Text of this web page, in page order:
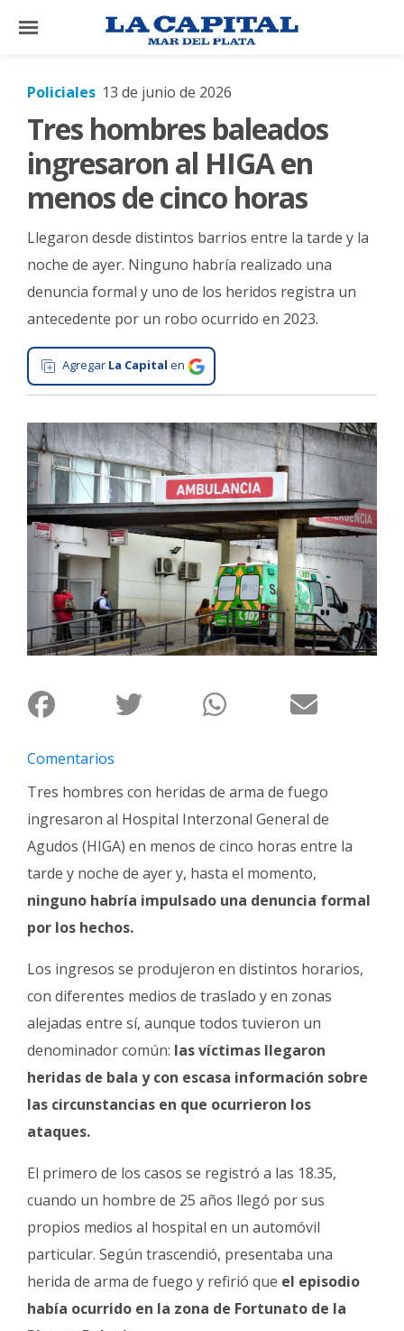
×
País
Mundo
La
Zona
Cultura
Tecnología
Gastronomía
Salud
Interés
General
La
Ciudad
Deportes
Arte
y
Espectáculos
Policiales
Fotos
Familia
Clasificados
Fúnebres
Policiales 13 de junio de 2026
Tres hombres baleados
ingresaron al HIGA en
menos de cinco horas
Llegaron desde distintos barrios entre la tarde y la
noche de ayer. Ninguno habría realizado una
denuncia formal y uno de los heridos registra un
antecedente por un robo ocurrido en 2023.
Agregar La Capital en
Comentarios
Tres hombres con heridas de arma de fuego
ingresaron al Hospital Interzonal General de
Agudos (HIGA) en menos de cinco horas entre la
tarde y noche de ayer y, hasta el momento,
ninguno habría impulsado una denuncia formal
por los hechos.
Los ingresos se produjeron en distintos horarios,
con diferentes medios de traslado y en zonas
alejadas entre sí, aunque todos tuvieron un
denominador común: las víctimas llegaron
heridas de bala y con escasa información sobre
las circunstancias en que ocurrieron los
ataques.
El primero de los casos se registró a las 18.35,
cuando un hombre de 25 años llegó por sus
propios medios al hospital en un automóvil
particular. Según trascendió, presentaba una
herida de arma de fuego y refirió que el episodio
había ocurrido en la zona de Fortunato de la